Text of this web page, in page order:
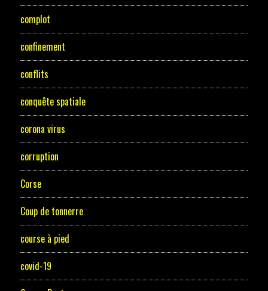
complot
confinement
conflits
conquête spatiale
corona virus
corruption
Corse
Coup de tonnerre
course à pied
covid-19